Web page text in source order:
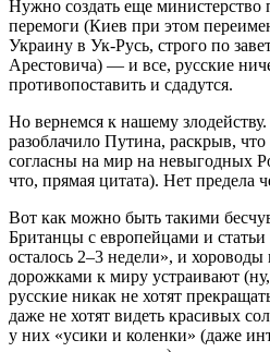
Нужно создать еще министерство
перемоги (Киев при этом
Украину в Ук-Русь, строго по
Арестовича) — и все, русские
противопоставить и сдадутся.
Но вернемся к нашему
разоблачило Путина, раскрыв,
согласны на мир на невыгодных
что, прямая цитата). Нет предела
Вот как можно быть такими
Британцы с европейцами и
осталось 2–3 недели», и
дорожками к миру устраивают
русские никак не хотят
даже не хотят видеть красивых
у них «усики и коленки» (даже